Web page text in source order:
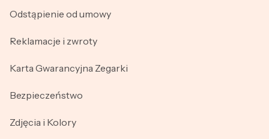
Odstąpienie od umowy
Reklamacje i zwroty
Karta Gwarancyjna Zegarki
Bezpieczeństwo
Zdjęcia i Kolory